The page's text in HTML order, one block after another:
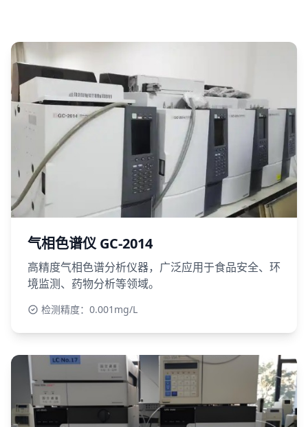
气相色谱仪 GC-2014
高精度气相色谱分析仪器，广泛应用于食品安全、环
境监测、药物分析等领域。
检测精度：0.001mg/L